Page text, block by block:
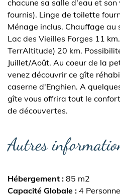
chacune sa salle d'eau et
fournis). Linge de toilette
Ménage inclus. Chauffage au
Lac des Vieilles Forges 11
TerrAltitude) 20 km.
Juillet/Août. Au coeur de la
venez découvrir ce gîte
caserne d'Enghien. A
gîte vous offrira tout le
de découvertes.
Autres
Hébergement 85 m2
Capacité Globale 4